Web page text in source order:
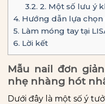
3.2. 2. Một số lưu ý
4. Hướng dẫn lựa
5. Làm móng tay tại
6. Lời kết
Mẫu nail đơn
nhẹ nhàng hót
Dưới đây là một số ý